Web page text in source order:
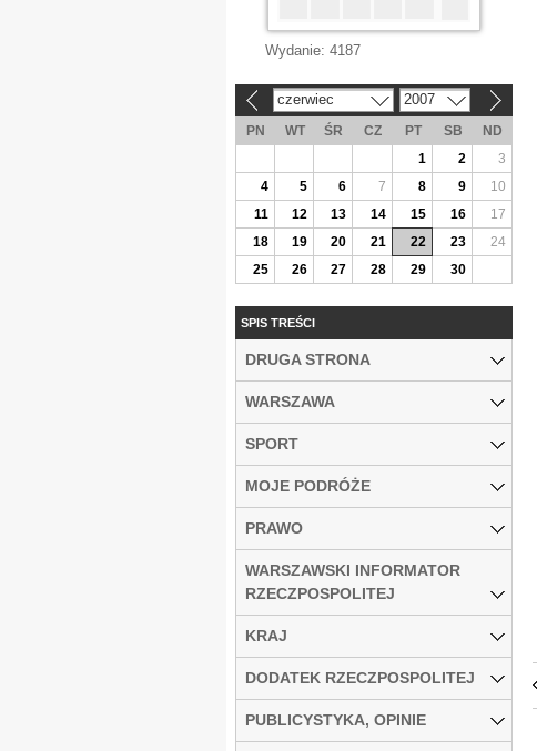
Wydanie: 4187
czerwiec 2007
PN WT ŚR CZ PT SB
ND
1
2
3
4
5 6 7 8 9
10
11
12 13 14 15 16
17
18
19 20 21 22 23
24
25
26 27 28 29 30
SPIS TREŚCI
DRUGA STRONA
WARSZAWA
SPORT
MOJE PODRÓŻE
PRAWO
WARSZAWSKI INFORMATOR
RZECZPOSPOLITEJ
KRAJ
DODATEK RZECZPOSPOLITEJ
PUBLICYSTYKA, OPINIE